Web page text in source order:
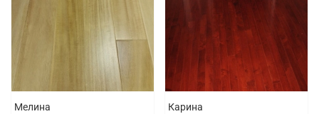
Мелина Карина